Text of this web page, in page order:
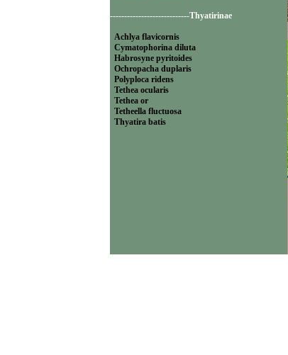
----------------------------Thyatirinae
Achlya flavicornis
Cymatophorina diluta
Habrosyne pyritoides
Ochropacha duplaris
Polyploca ridens
Tethea ocularis
Tethea or
Tetheella fluctuosa
Thyatira batis